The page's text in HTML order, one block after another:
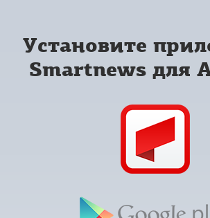
Установите
Smartnews для